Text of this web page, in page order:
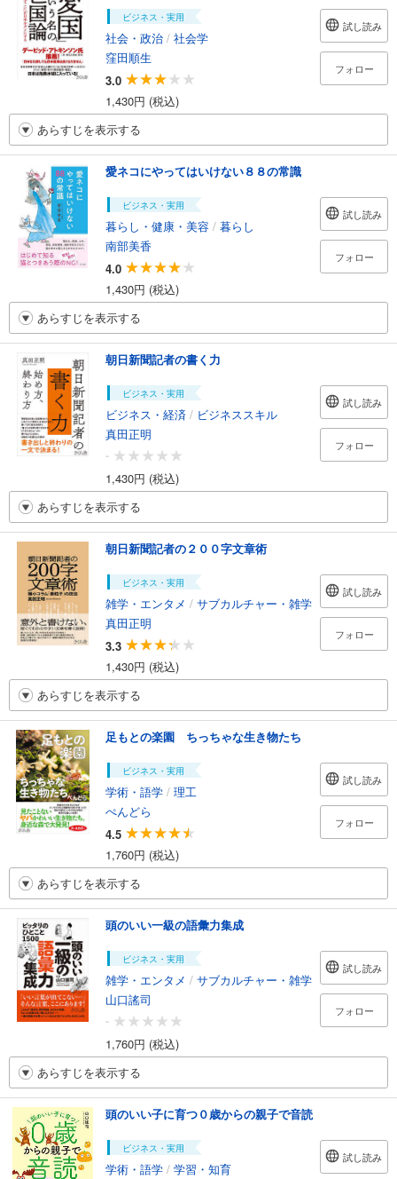
ビジネス・実用
社会・政治 / 社会学
窪田順生
3.0
1,430円 (税込)
試し読み
フォロー
あらすじを表示する
愛ネコにやってはいけない８８の常識
ビジネス・実用
暮らし・健康・美容 / 暮らし
南部美香
4.0
1,430円 (税込)
試し読み
フォロー
あらすじを表示する
朝日新聞記者の書く力
ビジネス・実用
ビジネス・経済 / ビジネススキル
真田正明
-
1,430円 (税込)
試し読み
フォロー
あらすじを表示する
朝日新聞記者の２００字文章術
ビジネス・実用
雑学・エンタメ / サブカルチャー・雑学
真田正明
3.3
1,430円 (税込)
試し読み
フォロー
あらすじを表示する
足もとの楽園 ちっちゃな生き物たち
ビジネス・実用
学術・語学 / 理工
ぺんどら
4.5
1,760円 (税込)
試し読み
フォロー
あらすじを表示する
頭のいい一級の語彙力集成
ビジネス・実用
雑学・エンタメ / サブカルチャー・雑学
山口謠司
-
1,760円 (税込)
試し読み
フォロー
あらすじを表示する
頭のいい子に育つ０歳からの親子で音読
ビジネス・実用
学術・語学 / 学習・知育
試し読み